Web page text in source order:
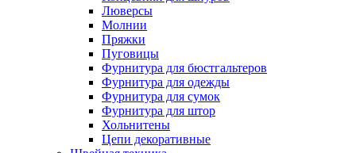
Люверсы
Молнии
Пряжки
Пуговицы
Фурнитура для бюстгальтеров
Фурнитура для одежды
Фурнитура для сумок
Фурнитура для штор
Хольнитены
Цепи декоративные